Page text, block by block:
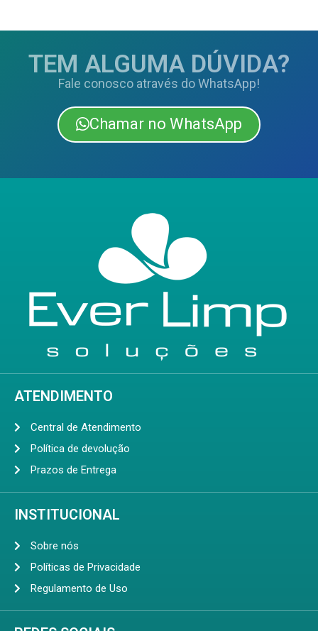
TEM ALGUMA DÚVIDA?
Fale conosco através do WhatsApp!
Chamar no WhatsApp
ATENDIMENTO
Central de Atendimento
Política de devolução
Prazos de Entrega
INSTITUCIONAL
Sobre nós
Políticas de Privacidade
Regulamento de Uso